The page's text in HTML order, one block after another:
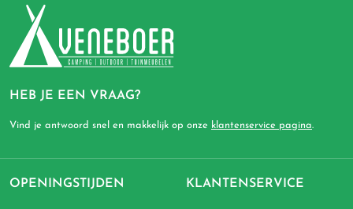
HEB JE EEN VRAAG?
Vind je antwoord snel en makkelijk op onze klantenservice pagina.
OPENINGSTIJDEN KLANTENSERVICE